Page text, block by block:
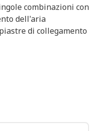
combinazioni con
dell'aria
di collegamento